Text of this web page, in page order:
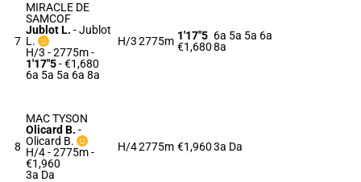
7
MIRACLE DE
SAMCOF
Jublot L. -Jublot
L.
H/3 - 2775m-
1'17"5- €1,680
6a 5a 5a 6a 8a
H/32775m 1'17"5
€1,680
6a 5a 5a 6a
8a
8
MAC TYSON
Olicard B. -
Olicard B.
H/4 - 2775m-
€1,960
3a Da
H/42775m €1,9603a Da